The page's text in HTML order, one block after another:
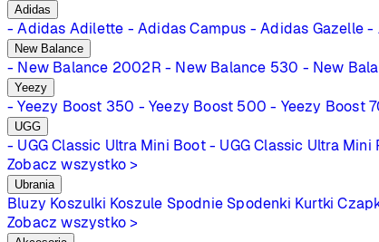
Adidas
- Adidas Adilette - Adidas Campus - Adidas Gazelle -
New Balance
- New Balance 2002R - New Balance 530 - New
Yeezy
- Yeezy Boost 350 - Yeezy Boost 500 - Yeezy Boost
UGG
- UGG Classic Ultra Mini Boot - UGG Classic Ultra Mini
Zobacz wszystko >
Ubrania
Bluzy Koszulki Koszule Spodnie Spodenki Kurtki
Zobacz wszystko >